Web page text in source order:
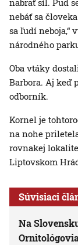
nabrať síl. Pud
nebáť sa
sa ľudí neboja,“
národného
Oba vtáky
Barbora. Aj keď
odborník.
Kornel je
na nohe
rovnakej
Liptovskom
Súvisiaci
Na